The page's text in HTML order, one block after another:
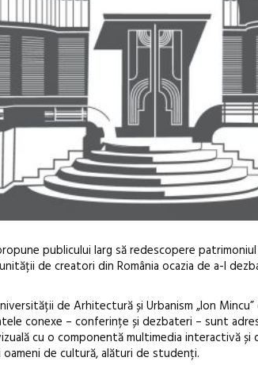
publicului larg să redescopere
de creatori din România ocazia de a-l
de Arhitectură și Urbanism „Ion
conexe – conferințe și dezbateri – sunt
cu o componentă multimedia interactivă
de cultură, alături de studenți.